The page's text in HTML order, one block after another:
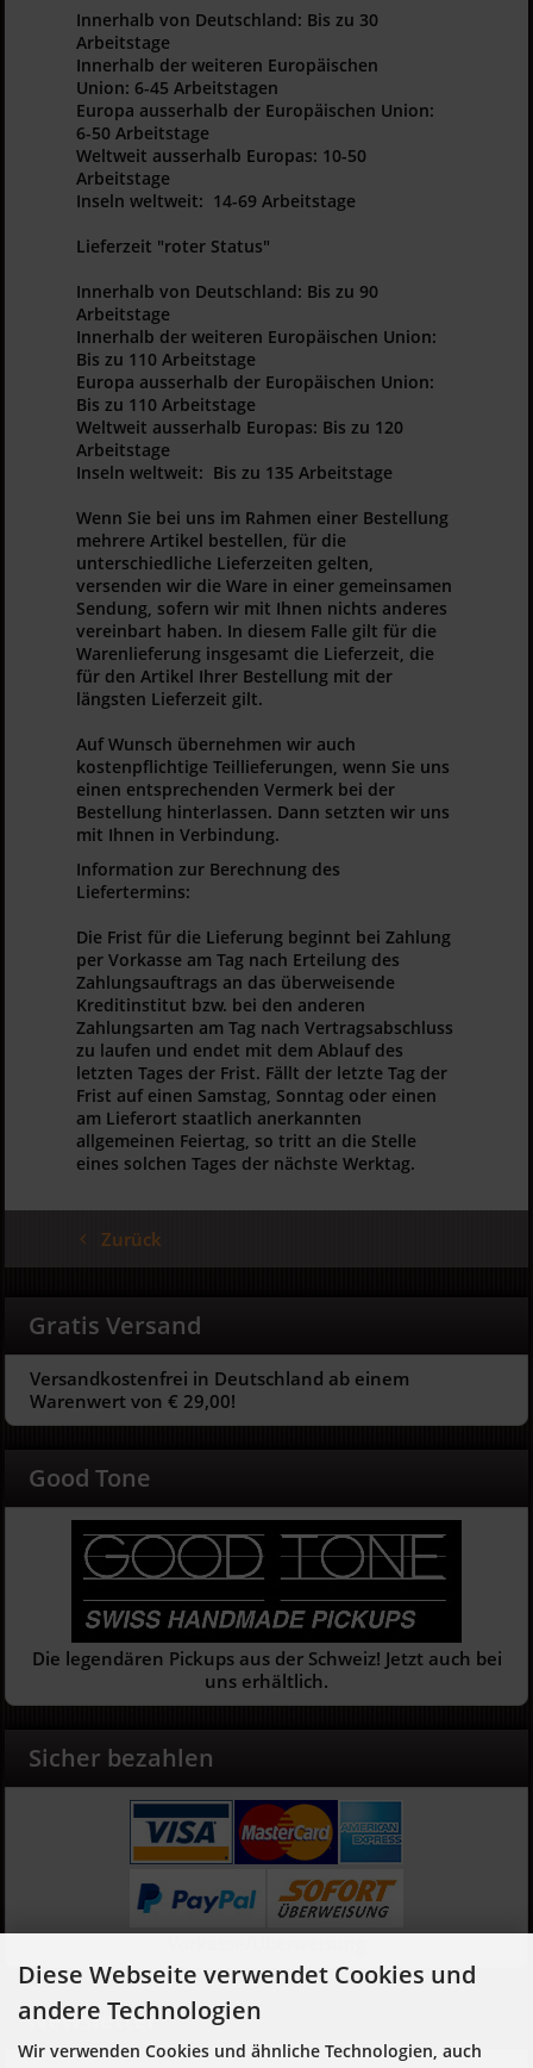
Innerhalb von Deutschland: Bis zu 30
Arbeitstage
Innerhalb der weiteren Europäischen
Union: 6-45 Arbeitstagen
Europa ausserhalb der Europäischen Union:
6-50 Arbeitstage
Weltweit ausserhalb Europas: 10-50
Arbeitstage
Inseln weltweit: 14-69 Arbeitstage
Lieferzeit "roter Status"
Innerhalb von Deutschland: Bis zu 90
Arbeitstage
Innerhalb der weiteren Europäischen Union:
Bis zu 110 Arbeitstage
Europa ausserhalb der Europäischen Union:
Bis zu 110 Arbeitstage
Weltweit ausserhalb Europas: Bis zu 120
Arbeitstage
Inseln weltweit: Bis zu 135 Arbeitstage
Wenn Sie bei uns im Rahmen einer Bestellung
mehrere Artikel bestellen, für die
unterschiedliche Lieferzeiten gelten,
versenden wir die Ware in einer gemeinsamen
Sendung, sofern wir mit Ihnen nichts anderes
vereinbart haben. In diesem Falle gilt für die
Warenlieferung insgesamt die Lieferzeit, die
für den Artikel Ihrer Bestellung mit der
längsten Lieferzeit gilt.
Auf Wunsch übernehmen wir auch
kostenpflichtige Teillieferungen, wenn Sie uns
einen entsprechenden Vermerk bei der
Bestellung hinterlassen. Dann setzten wir uns
mit Ihnen in Verbindung.
Information zur Berechnung des
Liefertermins:
Die Frist für die Lieferung beginnt bei Zahlung
per Vorkasse am Tag nach Erteilung des
Zahlungsauftrags an das überweisende
Kreditinstitut bzw. bei den anderen
Zahlungsarten am Tag nach Vertragsabschluss
zu laufen und endet mit dem Ablauf des
letzten Tages der Frist. Fällt der letzte Tag der
Frist auf einen Samstag, Sonntag oder einen
am Lieferort staatlich anerkannten
allgemeinen Feiertag, so tritt an die Stelle
eines solchen Tages der nächste Werktag.
Zurück
Gratis Versand
Versandkostenfrei in Deutschland ab einem
Warenwert von € 29,00!
Good Tone
Die legendären Pickups aus der Schweiz! Jetzt auch bei
uns erhältlich.
Sicher bezahlen
Newsletter
Diese Webseite verwendet Cookies und
andere Technologien
Wir verwenden Cookies und ähnliche Technologien, auch